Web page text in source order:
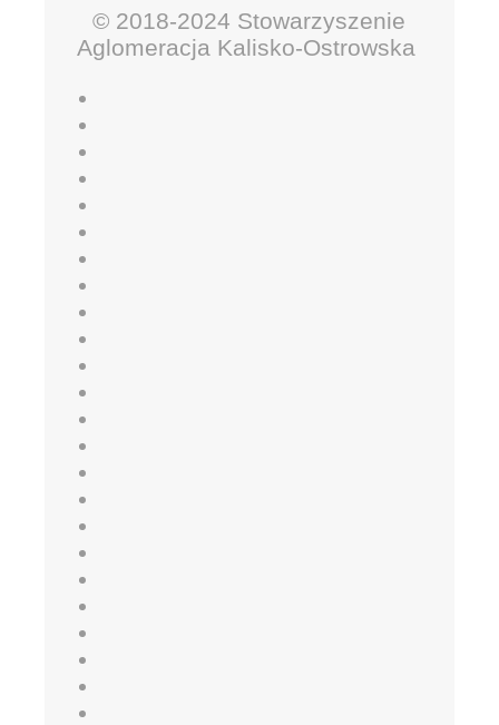
© 2018-2024 Stowarzyszenie
Aglomeracja Kalisko-Ostrowska